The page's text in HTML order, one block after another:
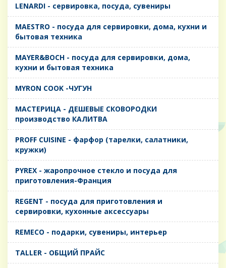
LENARDI - сервировка, посуда, сувениры
MAESTRO - посуда для сервировки, дома, кухни и
бытовая техника
MAYER&BOCH - посуда для сервировки, дома,
кухни и бытовая техника
MYRON COOK -ЧУГУН
MАСТЕРИЦА - ДЕШЕВЫЕ СКОВОРОДКИ
производство КАЛИТВА
PROFF CUISINE - фарфор (тарелки, салатники,
кружки)
PYREX - жаропрочное стекло и посуда для
приготовления-Франция
REGENT - посуда для приготовления и
сервировки, кухонные аксессуары
REMECO - подарки, сувениры, интерьер
TALLER - ОБЩИЙ ПРАЙС